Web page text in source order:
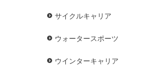
サイクルキャリア
ウォータースポーツ
ウインターキャリア